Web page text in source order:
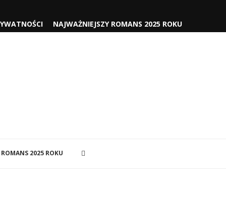
NAJWAŻNIEJSZY ROMANS 2025 ROKU
2025 ROKU